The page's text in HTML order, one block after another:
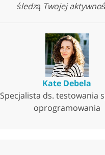
śledzą Twojej
Kate Debela
Specjalista ds. testowania
oprogramowania